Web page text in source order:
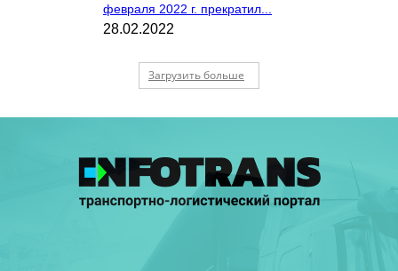
февраля 2022 г. прекратил...
28.02.2022
Загрузить больше